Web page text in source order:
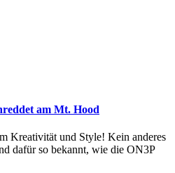
am Mt. Hood
Kreativität und Style! Kein anderes
dafür so bekannt, wie die ON3P